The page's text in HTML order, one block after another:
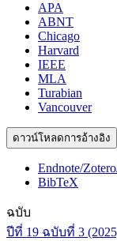
APA
ABNT
Chicago
Harvard
IEEE
MLA
Turabian
Vancouver
ดาวน์โหลดการอ้างอิง
Endnote/
BibTeX
ฉบับ
ปีที่ 19 ฉบับที่ 3